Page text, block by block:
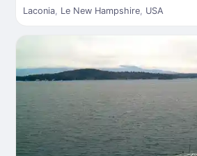
Laconia, Le New Hampshire, USA